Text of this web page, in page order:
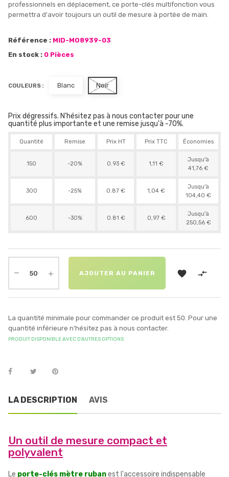
professionnels en déplacement, ce porte-clés multifonction vous
permettra d'avoir toujours un outil de mesure à portée de main.
Référence : MID-MO8939-03
En stock : 0 Pièces
COULEURS : Blanc Noir
Prix dégressifs. N'hésitez pas à nous contacter pour une
quantité plus importante et une remise jusqu'à -70%.
Quantité Remise Prix HT Prix TTC Économies
150 -20% 0.93 € 1,11 €
Jusqu'à
41,76 €
300 -25% 0.87 € 1,04 €
Jusqu'à
104,40 €
600 -30% 0.81 € 0,97 €
Jusqu'à
250,56 €
AJOUTER AU PANIER  
La quantité minimale pour commander ce produit est 50. Pour une
quantité inférieure n'hésitez pas à nous contacter.
PRODUIT DISPONIBLE AVEC D'AUTRES OPTIONS
LA DESCRIPTION AVIS
Un outil de mesure compact et
polyvalent
Le porte-clés mètre rubanest l'accessoire indispensable